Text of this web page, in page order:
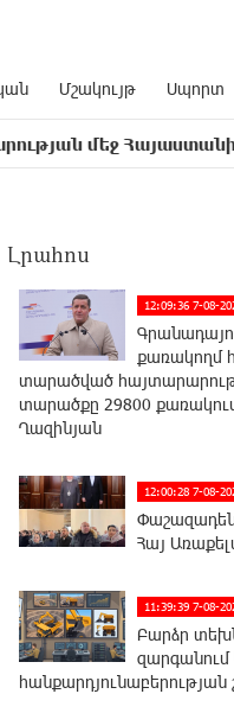
Մշակույթ Սպորտ
տարածքը
Լրահոս
12:09:36 7-08-
քառակողմ
տարածված
տարածքը 29800
Ղազինյան
12:00:28 7-08-
Հայ
11:39:39 7-08-
Բարձր
զարգանում
հանքարդյունաբերության